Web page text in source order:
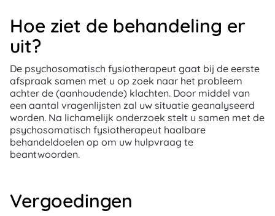
Hoe ziet de behandeling er
uit?
De psychosomatisch fysiotherapeut gaat bij de eerste
afspraak samen met u op zoek naar het probleem
achter de (aanhoudende) klachten. Door middel van
een aantal vragenlijsten zal uw situatie geanalyseerd
worden. Na lichamelijk onderzoek stelt u samen met de
psychosomatisch fysiotherapeut haalbare
behandeldoelen op om uw hulpvraag te
beantwoorden.
Vergoedingen